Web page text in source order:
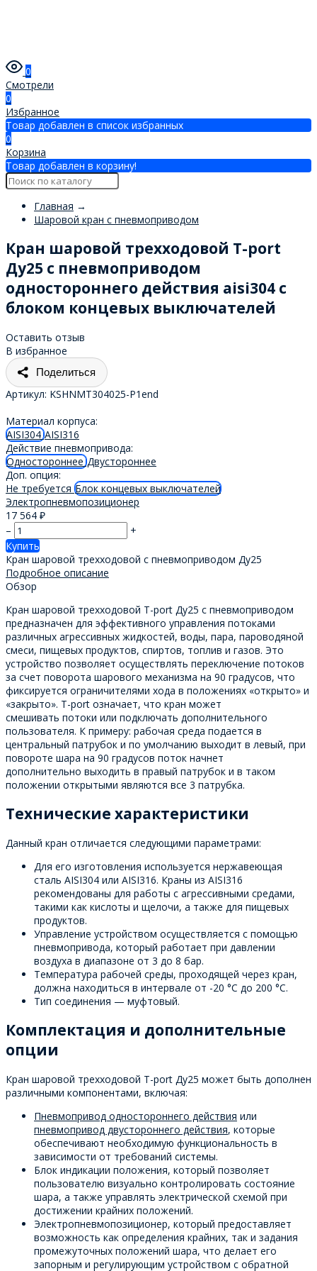
0
Смотрели
0
Избранное
Товар добавлен в список избранных
0
Корзина
Товар добавлен в корзину!
Главная →
Шаровой кран с пневмоприводом
Кран шаровой трехходовой T-port
Ду25 с пневмоприводом
одностороннего действия aisi304 с
блоком концевых выключателей
Оставить отзыв
В избранное
Поделиться
Артикул: KSHNMT304025-P1end
Материал корпуса:
AISI304AISI316
Действие пневмопривода:
ОдностороннееДвустороннее
Доп. опция:
Не требуется Блок концевых выключателей
Электропневмопозиционер
17 564 ₽
–
+
Купить
Кран шаровой трехходовой с пневмоприводом Ду25
Подробное описание
Обзор
Кран шаровой трехходовой T-port Ду25 с пневмоприводом
предназначен для эффективного управления потоками
различных агрессивных жидкостей, воды, пара, пароводяной
смеси, пищевых продуктов, спиртов, топлив и газов. Это
устройство позволяет осуществлять переключение потоков
за счет поворота шарового механизма на 90 градусов, что
фиксируется ограничителями хода в положениях «открыто» и
«закрыто». T-port означает, что кран может
смешивать потоки или подключать дополнительного
пользователя. К примеру: рабочая среда подается в
центральный патрубок и по умолчанию выходит в левый, при
повороте шара на 90 градусов поток начнет
дополнительно выходить в правый патрубок и в таком
положении открытыми являются все 3 патрубка.
Технические характеристики
Данный кран отличается следующими параметрами:
Для его изготовления используется нержавеющая
сталь AISI304 или AISI316. Краны из AISI316
рекомендованы для работы с агрессивными средами,
такими как кислоты и щелочи, а также для пищевых
продуктов.
Управление устройством осуществляется с помощью
пневмопривода, который работает при давлении
воздуха в диапазоне от 3 до 8 бар.
Температура рабочей среды, проходящей через кран,
должна находиться в интервале от -20 °C до 200 °C.
Тип соединения — муфтовый.
Комплектация и дополнительные
опции
Кран шаровой трехходовой T-port Ду25 может быть дополнен
различными компонентами, включая:
Пневмопривод одностороннего действия или
пневмопривод двустороннего действия, которые
обеспечивают необходимую функциональность в
зависимости от требований системы.
Блок индикации положения, который позволяет
пользователю визуально контролировать состояние
шара, а также управлять электрической схемой при
достижении крайних положений.
Электропневмопозиционер, который предоставляет
возможность как определения крайних, так и задания
промежуточных положений шара, что делает его
запорным и регулирующим устройством с обратной